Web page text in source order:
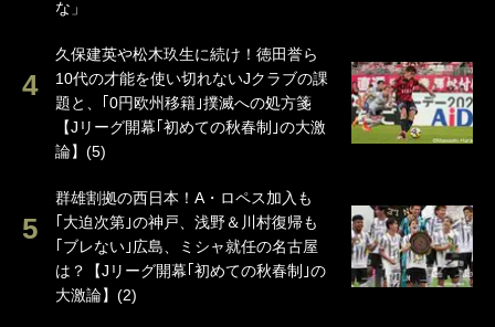
な」
久保建英や松木玖生に続け！徳田誉ら
10代の才能を使い切れないJクラブの課
題と、｢0円欧州移籍｣撲滅への処方箋
【Jリーグ開幕｢初めての秋春制｣の大激
論】(5)
群雄割拠の西日本！A・ロペス加入も
｢大迫次第｣の神戸、浅野＆川村復帰も
｢ブレない｣広島、ミシャ就任の名古屋
は？【Jリーグ開幕｢初めての秋春制｣の
大激論】(2)